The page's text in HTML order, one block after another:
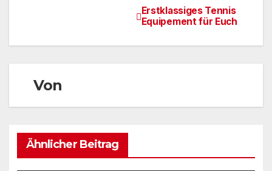
Beitragsnavigation
Erstklassiges Tennis
Equipement für Euch
Von
Ähnlicher Beitrag